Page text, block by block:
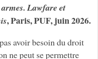
Lawfare et
, Paris, PUF, juin 2026.
avoir besoin du droit
ne peut se permettre